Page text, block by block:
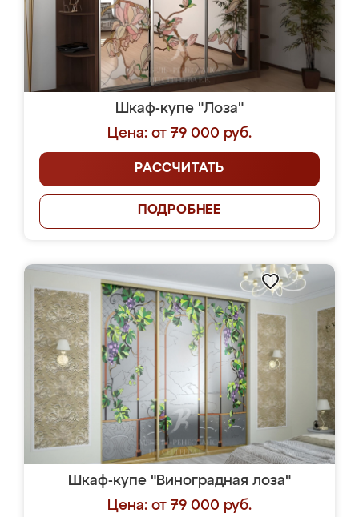
Шкаф-купе "Лоза"
Цена: от 79 000 руб.
РАССЧИТАТЬ
ПОДРОБНЕЕ
Шкаф-купе "Виноградная лоза"
Цена: от 79 000 руб.